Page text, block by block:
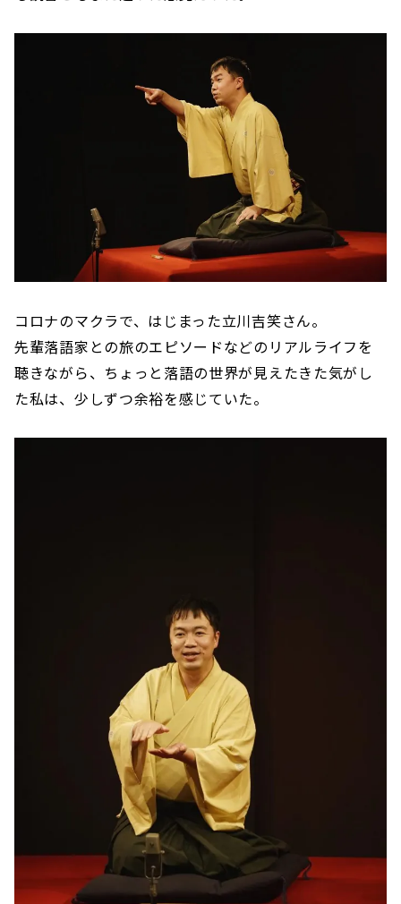
コロナのマクラで、はじまった立川吉笑さん。
先輩落語家との旅のエピソードなどのリアルライフを
聴きながら、ちょっと落語の世界が見えたきた気がし
た私は、少しずつ余裕を感じていた。